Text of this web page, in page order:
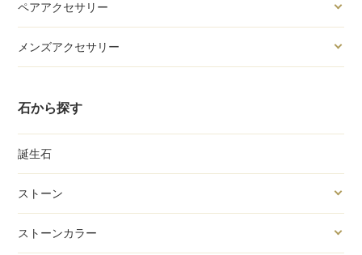
ペアアクセサリー
メンズアクセサリー
石から探す
誕生石
ストーン
ストーンカラー